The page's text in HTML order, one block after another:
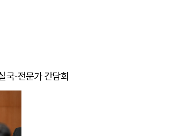
국-전문가 간담회